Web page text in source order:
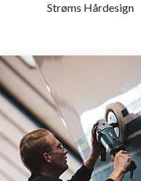
Strøms Hårdesign